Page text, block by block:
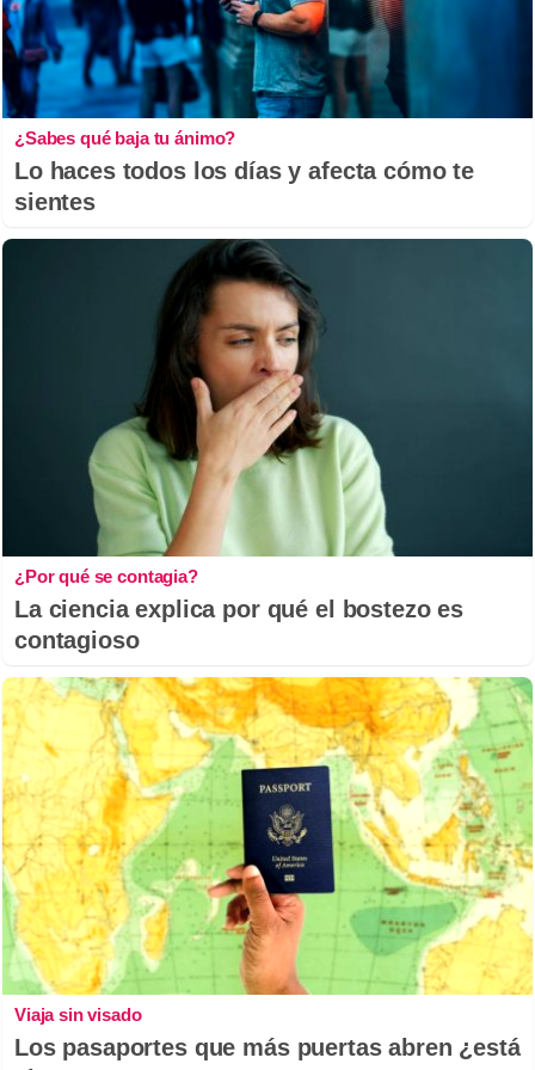
¿Sabes qué baja tu ánimo?
Lo haces todos los días y afecta cómo te
sientes
¿Por qué se contagia?
La ciencia explica por qué el bostezo es
contagioso
Viaja sin visado
Los pasaportes que más puertas abren ¿está